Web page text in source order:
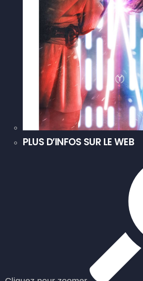
PLUS D’INFOS SUR LE WEB